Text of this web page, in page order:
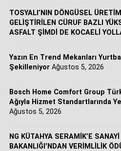
konutlardan ticari yapılara kadar
alanlarında ‘tek çatı altında
çözümleri’ sunma iddiamızı
sistemlerine, iklimlendirme
karşılayan tek bir güvenilir iş
Sürdürülebilir ve yüksek verimli
TOSYALI’NIN DÖNGÜSEL
GELİŞTİRİLEN CÜRUF BAZLI
ASFALT ŞİMDİ DE KOCAELİ
Yazın En Trend Mekanları
Şekilleniyor Ağustos 5, 2026
Bosch Home Comfort Group
Ağıyla Hizmet Standartlarında
Ağustos 5, 2026
NG KÜTAHYA SERAMİK’E
BAKANLIĞI’NDAN VERİMLİLİK